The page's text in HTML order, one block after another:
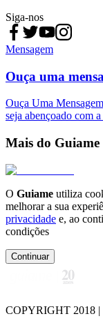
Siga-nos
Mensagem
Ouça uma
Ouça Uma
seja abençoado com
Mais do Guiame
O Guiame utiliza
melhorar a sua
privacidade e, ao
condições
Continuar
COPYRIGHT 2018 |